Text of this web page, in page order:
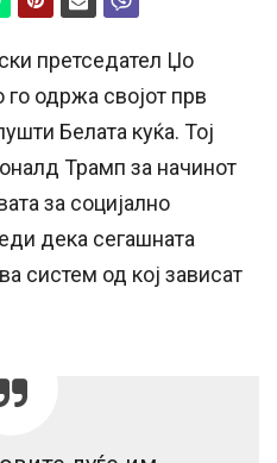
претседател Џо
го одржа својот прв
Белата куќа. Тој
Трамп за начинот
за социјално
дека сегашната
систем од кој зависат